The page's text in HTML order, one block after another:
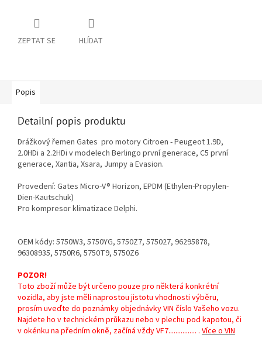
ZEPTAT SE HLÍDAT
Popis
Detailní popis produktu
Drážkový řemen Gates pro motory Citroen - Peugeot 1.9D,
2.0HDi a 2.2HDi v modelech Berlingo první generace, C5 první
generace, Xantia, Xsara, Jumpy a Evasion.
Provedení: Gates Micro-V® Horizon, EPDM (Ethylen-Propylen-
Dien-Kautschuk)
Pro kompresor klimatizace Delphi.
OEM kódy: 5750W3, 5750YG, 5750Z7, 575027, 96295878,
96308935, 5750R6, 5750T9, 5750Z6
POZOR!
Toto zboží může být určeno pouze pro některá konkrétní
vozidla, aby jste měli naprostou jistotu vhodnosti výběru,
prosím uveďte do poznámky objednávky VIN číslo Vašeho vozu.
Najdete ho v technickém průkazu nebo v plechu pod kapotou, či
v okénku na předním okně, začíná vždy VF7................ . Více o VIN